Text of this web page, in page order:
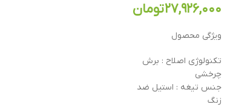
۲۷,۹۲۶,۰۰۰تومان
ویژگی محصول
تکنولوژی اصلاح : برش
چرخشی
جنس تیغه : استيل ضد
زنگ